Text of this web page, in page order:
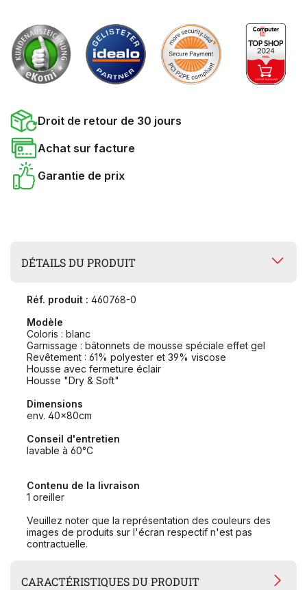
Droit de retour de 30 jours
Achat sur facture
Garantie de prix
DÉTAILS DU PRODUIT
Réf. produit : 460768-0
Modèle
Coloris : blanc
Garnissage : bâtonnets de mousse spéciale effet gel
Revêtement : 61% polyester et 39% viscose
Housse avec fermeture éclair
Housse "Dry & Soft"
Dimensions
env. 40x80cm
Conseil d'entretien
lavable à 60°C
Contenu de la livraison
1 oreiller
Veuillez noter que la représentation des couleurs des
images de produits sur l'écran respectif n'est pas
contractuelle.
CARACTÉRISTIQUES DU PRODUIT